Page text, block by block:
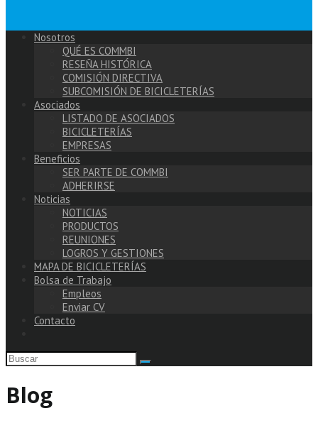
Nosotros
QUÉ ES COMMBI
RESEÑA HISTÓRICA
COMISIÓN DIRECTIVA
SUBCOMISIÓN DE BICICLETERÍAS
Asociados
LISTADO DE ASOCIADOS
BICICLETERÍAS
EMPRESAS
Beneficios
SER PARTE DE COMMBI
ADHERIRSE
Noticias
NOTICIAS
PRODUCTOS
REUNIONES
LOGROS Y GESTIONES
MAPA DE BICICLETERÍAS
Bolsa de Trabajo
Empleos
Enviar CV
Contacto
Blog